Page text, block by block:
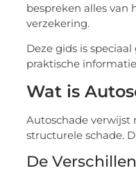
bespreken alles van
verzekering.
Deze gids is
praktische
Wat is
Autoschade verwijst
structurele schade.
De